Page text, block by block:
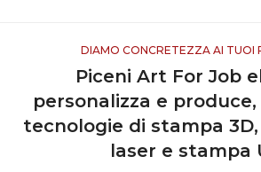
DIAMO CONCRETEZZA AI TUOI
Piceni Art For Job
personalizza e
tecnologie di stampa
laser e stampa